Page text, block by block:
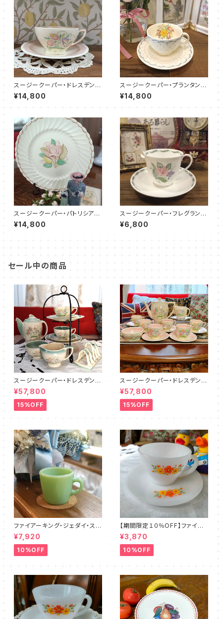
スージークーパー・ドレスデンス
プレイ・C&S（ピンク）SCDR00
86
¥14,800
スージークーパー・プランタン・
C＆S（ブルー）SCPR0114
¥14,800
スージークーパー・パトリシアロ
ーズ・プレート（リボン＆スパイラ
ル）SCPA0091
¥14,800
スージークーパー・フレグラン
ス・カップ＆ソーサー（SCFR160
6）
¥6,800
セール中の商品
スージークーパー・ドレスデンス
プレイ・ティーフォーツー・セット
PLUS（SCDR6001）
¥57,800
15%OFF
スージークーパー・ドレスデンス
プレイ・フルセット（ピンク）SCD
R9003
¥57,800
15%OFF
ファイアーキング・ジェダイ・スト
レートマグカップ（FKJD0006）
¥7,920
10%OFF
【期間限定１０％OFF】ファイア
ーキング・フラワー・カップ＆ソー
サー（FKFW0002）
¥3,870
10%OFF